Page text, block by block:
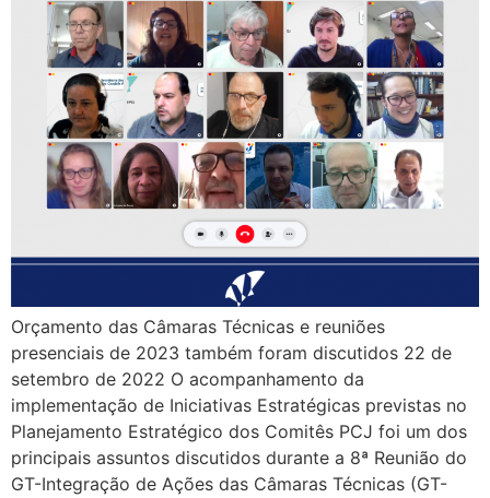
Orçamento das Câmaras Técnicas e reuniões
presenciais de 2023 também foram discutidos 22 de
setembro de 2022 O acompanhamento da
implementação de Iniciativas Estratégicas previstas no
Planejamento Estratégico dos Comitês PCJ foi um dos
principais assuntos discutidos durante a 8ª Reunião do
GT-Integração de Ações das Câmaras Técnicas (GT-